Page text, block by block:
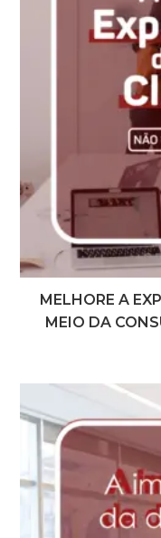
MELHORE A
MEIO DA